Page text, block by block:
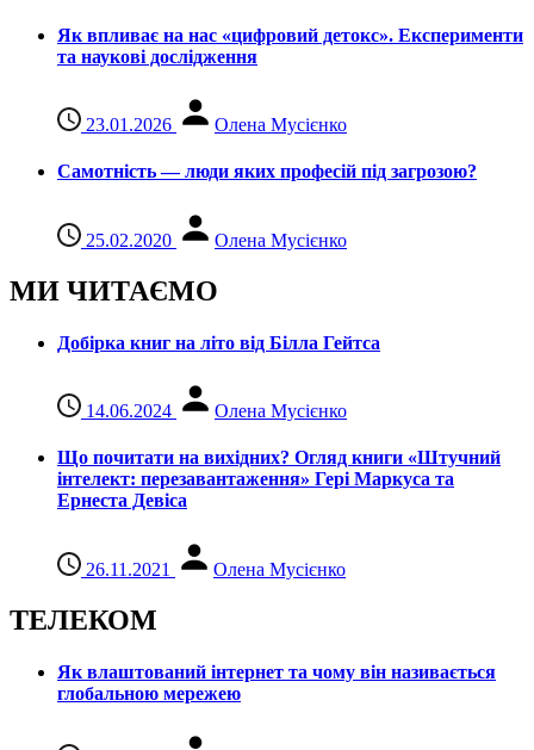
Як впливає на нас «цифровий детокс». Експерименти
та наукові дослідження
23.01.2026 Олена Мусієнко
Самотність — люди яких професій під загрозою?
25.02.2020 Олена Мусієнко
МИ ЧИТАЄМО
Добірка книг на літо від Білла Гейтса
14.06.2024 Олена Мусієнко
Що почитати на вихідних? Огляд книги «Штучний
інтелект: перезавантаження» Гері Маркуса та
Ернеста Девіса
26.11.2021 Олена Мусієнко
ТЕЛЕКОМ
Як влаштований інтернет та чому він називається
глобальною мережею